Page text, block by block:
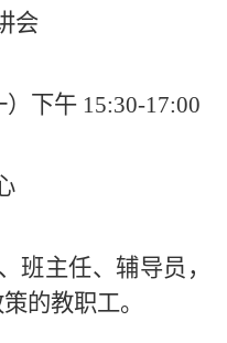
会
下午 15:30-17:00
班主任、辅导员，
的教职工。